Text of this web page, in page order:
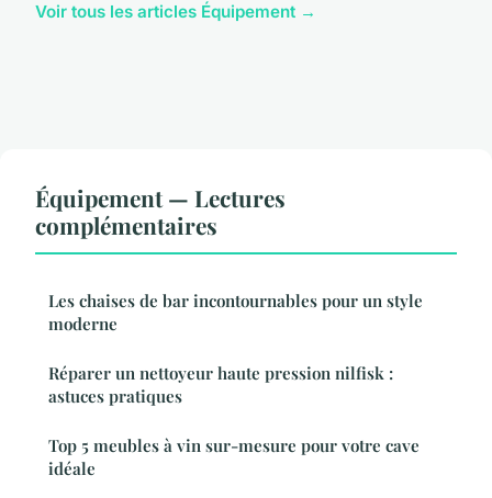
Voir tous les articles Équipement →
Équipement — Lectures
complémentaires
Les chaises de bar incontournables pour un style
moderne
Réparer un nettoyeur haute pression nilfisk :
astuces pratiques
Top 5 meubles à vin sur-mesure pour votre cave
idéale